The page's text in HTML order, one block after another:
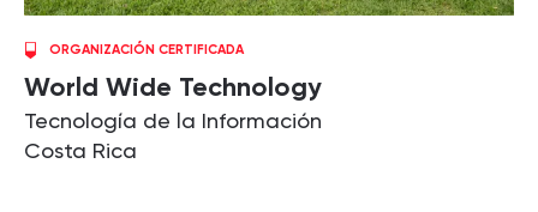
ORGANIZACIÓN CERTIFICADA
World Wide Technology
Tecnología de la Información
Costa Rica